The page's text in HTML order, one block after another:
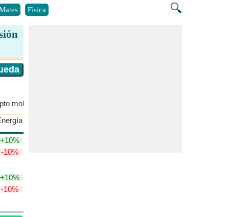
🔍
Física
molecular y estequiometría
cinética del gas
+10%
-10%
+10%
-10%